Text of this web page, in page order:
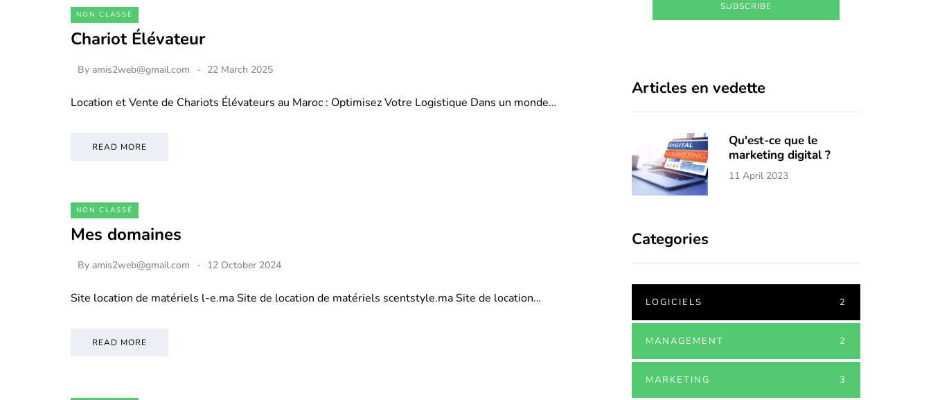
NON CLASSÉ
Chariot Élévateur
By amis2web@gmail.com 22 March 2025
Location et Vente de Chariots Élévateurs au Maroc : Optimisez Votre Logistique Dans un monde…
READ MORE
NON CLASSÉ
Mes domaines
By amis2web@gmail.com 12 October 2024
Site location de matériels l-e.ma Site de location de matériels scentstyle.ma Site de location…
READ MORE
SUBSCRIBE
Articles en vedette
Qu'est-ce que le
marketing digital ?
11 April 2023
Categories
LOGICIELS 2
MANAGEMENT 2
MARKETING 3